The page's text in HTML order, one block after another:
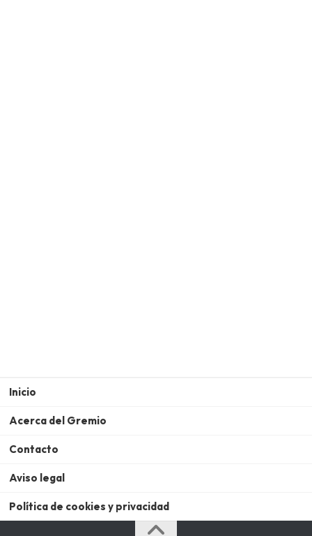
Inicio
Acerca del Gremio
Contacto
Aviso legal
Política de cookies y privacidad